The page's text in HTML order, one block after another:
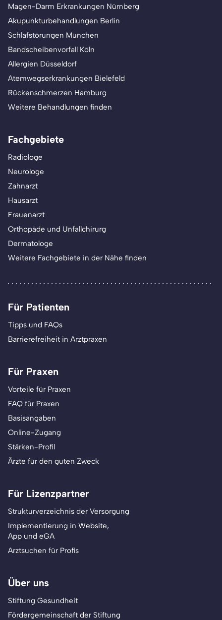
Magen-Darm Erkrankungen Nürnberg
Akupunkturbehandlungen Berlin
Schlafstörungen München
Bandscheibenvorfall Köln
Allergien Düsseldorf
Atemwegserkrankungen Bielefeld
Rückenschmerzen Hamburg
Weitere Behandlungen finden
Fachgebiete
Radiologe
Neurologe
Zahnarzt
Hausarzt
Frauenarzt
Orthopäde und Unfallchirurg
Dermatologe
Weitere Fachgebiete in der Nähe finden
Für Patienten
Tipps und FAQs
Barrierefreiheit in Arztpraxen
Für Praxen
Vorteile für Praxen
FAQ für Praxen
Basisangaben
Online-Zugang
Stärken-Profil
Ärzte für den guten Zweck
Für Lizenzpartner
Strukturverzeichnis der Versorgung
Implementierung in Website,
App und eGA
Arztsuchen für Profis
Über uns
Stiftung Gesundheit
Fördergemeinschaft der Stiftung